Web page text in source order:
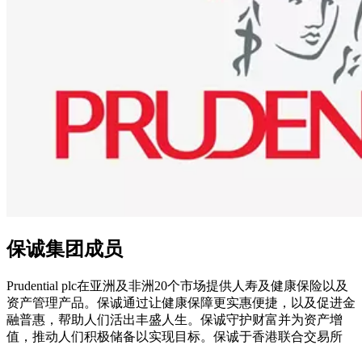
保诚集团成员
Prudential plc在亚洲及非洲20个市场提供人寿及健康保险以及
资产管理产品。保诚通过让健康保障更实惠便捷，以及促进金
融普惠，帮助人们活出丰盛人生。保诚守护财富并为资产增
值，推动人们积极储备以实现目标。保诚于香港联合交易所